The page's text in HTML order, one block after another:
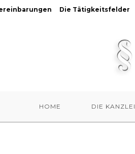
Die Tätigkeitsfelder
HOME DIE KANZLEI